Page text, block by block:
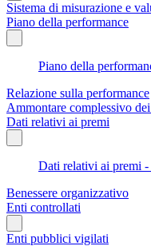
Sistema di misurazione e
Piano della performance
Piano della
Relazione sulla performance
Ammontare complessivo
Dati relativi ai premi
Dati relativi ai premi
Benessere organizzativo
Enti controllati
Enti pubblici vigilati